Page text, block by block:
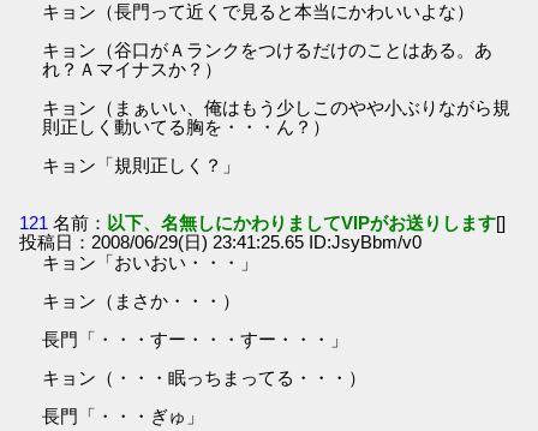
キョン（長門って近くで見ると本当にかわいいよな）
キョン（谷口がＡランクをつけるだけのことはある。あ
れ？Ａマイナスか？）
キョン（まぁいい、俺はもう少しこのやや小ぶりながら規
則正しく動いてる胸を・・・ん？）
キョン「規則正しく？」
121 名前： 以下、名無しにかわりましてVIPがお送りします[]
投稿日：2008/06/29(日) 23:41:25.65 ID:JsyBbm/v0
キョン「おいおい・・・」
キョン（まさか・・・）
長門「・・・すー・・・すー・・・」
キョン（・・・眠っちまってる・・・）
長門「・・・ぎゅ」